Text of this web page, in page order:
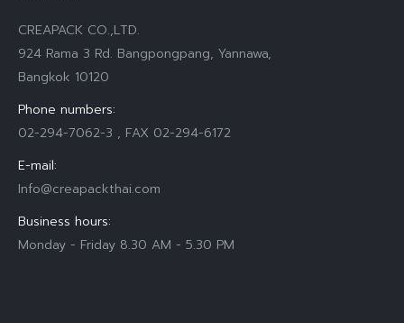
CREAPACK CO.,LTD.
924 Rama 3 Rd. Bangpongpang, Yannawa,
Bangkok 10120
Phone numbers:
02-294-7062-3 , FAX 02-294-6172
E-mail:
Info@creapackthai.com
Business hours:
Monday - Friday 8.30 AM - 5.30 PM